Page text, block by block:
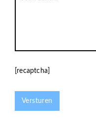
[recaptcha]
Versturen